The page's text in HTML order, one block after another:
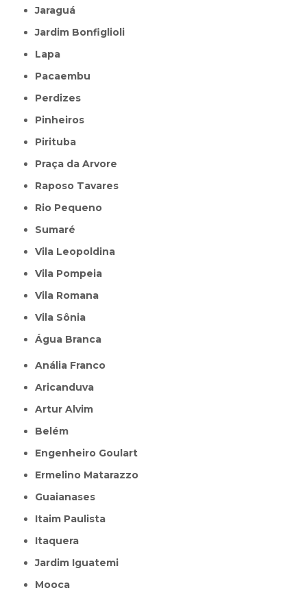
Jaraguá
Jardim Bonfiglioli
Lapa
Pacaembu
Perdizes
Pinheiros
Pirituba
Praça da Arvore
Raposo Tavares
Rio Pequeno
Sumaré
Vila Leopoldina
Vila Pompeia
Vila Romana
Vila Sônia
Água Branca
Anália Franco
Aricanduva
Artur Alvim
Belém
Engenheiro Goulart
Ermelino Matarazzo
Guaianases
Itaim Paulista
Itaquera
Jardim Iguatemi
Mooca